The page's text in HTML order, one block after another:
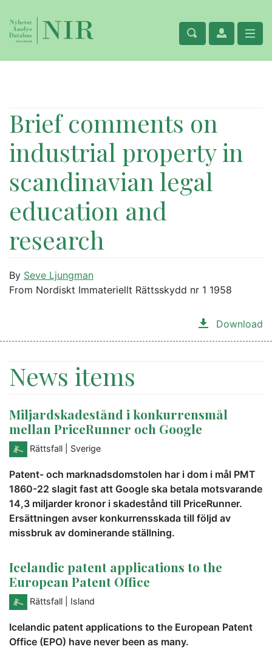
Brief comments on
industrial property in
scandinavian legal
education and
research
By Seve Ljungman
From Nordiskt Immateriellt Rättsskydd nr 1 1958
Download
News items
Miljardskadestånd i konkurrensmål
mellan PriceRunner och Google
Rättsfall | Sverige
Patent- och marknadsdomstolen har i dom i mål PMT
1860-22 slagit fast att Google ska betala motsvarande
14,3 miljarder kronor i skadestånd till PriceRunner.
Ersättningen avser konkurrensskada till följd av
missbruk av dominerande ställning.
Icelandic patent applications to the
European Patent Office
Rättsfall | Island
Icelandic patent applications to the European Patent
Office (EPO) have never been as many.